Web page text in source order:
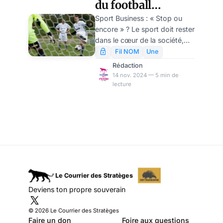
Maraccineanu tous les clubs
amateurs vont voter pour élire
le nouveau COMEX et son
président.
du football
français, cet autre
scandale, par
Michel Goldstein
Sport Business : « Stop ou
encore » ? Le sport doit rester
dans le cœur de la société,
plus particulièrement le
football sport populaire par
excellence. Au cœur de la
société cela signifie au profit
Fil NOM
Une
Rédaction
14 nov. 2024 — 5 min de
lecture
Deviens ton propre souverain
© 2026 Le Courrier des Stratèges
Faire un don Foire aux questions